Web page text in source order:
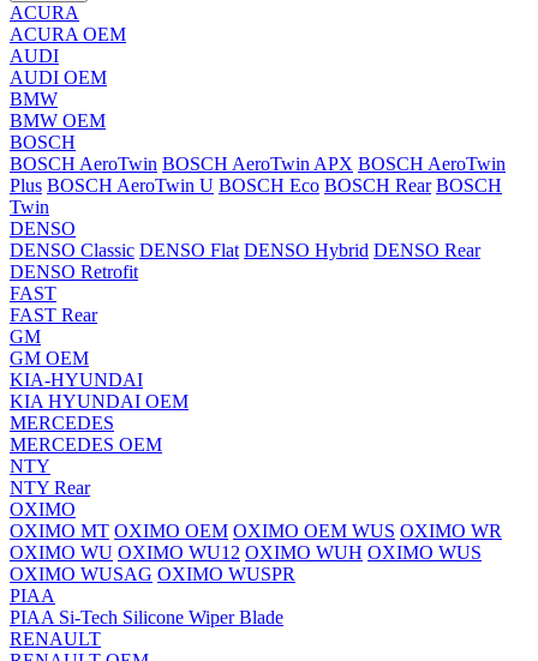
ACURA
ACURA OEM
AUDI
AUDI OEM
BMW
BMW OEM
BOSCH
BOSCH AeroTwin BOSCH AeroTwin APX BOSCH AeroTwin
Plus BOSCH AeroTwin U BOSCH Eco BOSCH Rear BOSCH
Twin
DENSO
DENSO Classic DENSO Flat DENSO Hybrid DENSO Rear
DENSO Retrofit
FAST
FAST Rear
GM
GM OEM
KIA-HYUNDAI
KIA HYUNDAI OEM
MERCEDES
MERCEDES OEM
NTY
NTY Rear
OXIMO
OXIMO MT OXIMO OEM OXIMO OEM WUS OXIMO WR
OXIMO WU OXIMO WU12 OXIMO WUH OXIMO WUS
OXIMO WUSAG OXIMO WUSPR
PIAA
PIAA Si-Tech Silicone Wiper Blade
RENAULT